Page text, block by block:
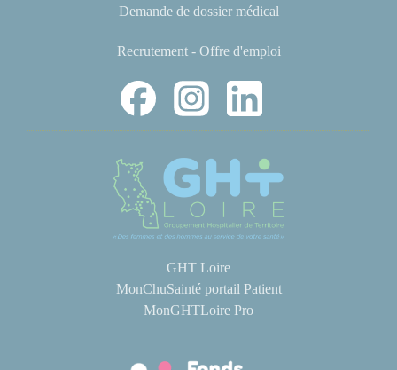
Demande de dossier médical
Recrutement - Offre d'emploi
GHT Loire
MonChuSainté portail Patient
MonGHTLoire Pro